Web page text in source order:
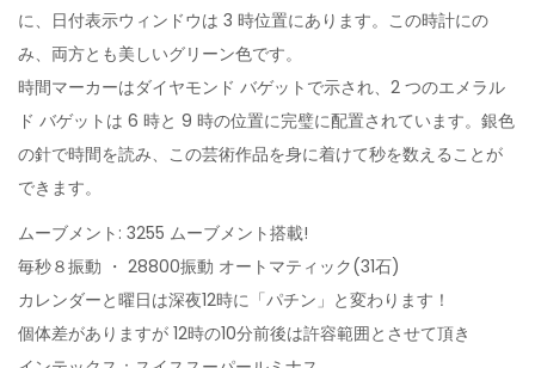
に、日付表示ウィンドウは 3 時位置にあります。この時計にの
み、両方とも美しいグリーン色です。
時間マーカーはダイヤモンド バゲットで示され、2 つのエメラル
ド バゲットは 6 時と 9 時の位置に完璧に配置されています。銀色
の針で時間を読み、この芸術作品を身に着けて秒を数えることが
できます。
ムーブメント: 3255 ムーブメント搭載!
毎秒８振動 ・ 28800振動 オートマティック(31石)
カレンダーと曜日は深夜12時に「パチン」と変わります！
個体差がありますが 12時の10分前後は許容範囲とさせて頂き